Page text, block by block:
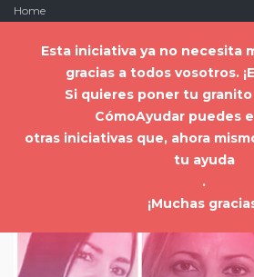
Home
Esta iniciativa ya no necesita
gracias a todos vosotros.
Si quieres poner tu
CómoAyudar puedes
otras iniciativas que, ahora
tu ayuda
.
¡Muchas